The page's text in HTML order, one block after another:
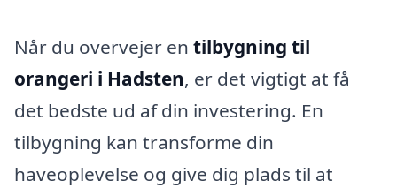
Når du overvejer en tilbygning til
orangeri i Hadsten, er det vigtigt at få
det bedste ud af din investering. En
tilbygning kan transforme din
haveoplevelse og give dig plads til at